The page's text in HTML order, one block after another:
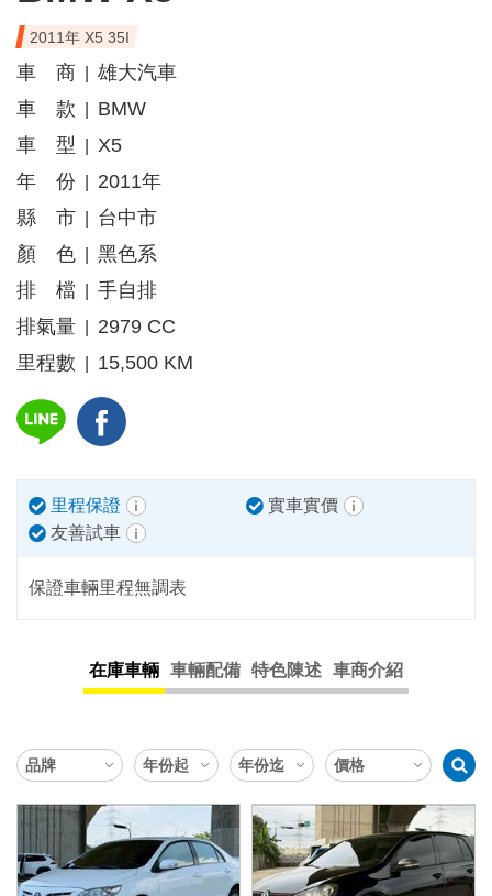
2011年 X5 35I
車 商
雄大汽車
車 款
BMW
車 型
X5
年 份
2011年
縣 市
台中市
顏 色
黑色系
排 檔
手自排
排氣量
2979 CC
里程數
15,500 KM
里程保證
實車實價
友善試車
保證車輛里程無調表
在庫車輛 車輛配備 特色陳述 車商介紹